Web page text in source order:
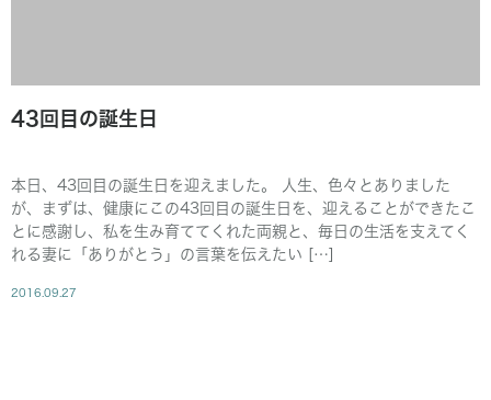
43回目の誕生日
本日、43回目の誕生日を迎えました。 人生、色々とありました
が、まずは、健康にこの43回目の誕生日を、迎えることができたこ
とに感謝し、私を生み育ててくれた両親と、毎日の生活を支えてく
れる妻に「ありがとう」の言葉を伝えたい […]
2016.09.27